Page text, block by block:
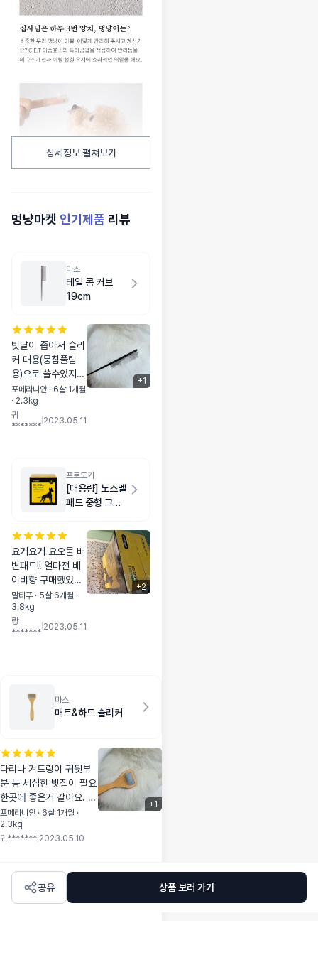
상세정보 펼쳐보기
멍냥마켓 인기제품 리뷰
마스
테일 콤 커브
19cm
빗날이 좁아서 슬리
커 대용(뭉침풀림
용)으로 쓸수있지
않을까 했는데 털이
길고 가늘고 빡빡한
곳은 빗이 안들어가
그래서 포메처럼 이
중모에 털이 긴 아
이들은 얼굴이나 겨
털이 비교적 짧고
어요. 사람용 꼬리
빗처럼 생겨서 아빠
머리를 빗어보니 어
머나! 반곱슬머리
볼륨이 살아나요.
사람이 써도 될거같
포메라니안 · 6살 1개월
· 2.3kg
귀
*******
2023.05.11
+1
프로도기
[대용량] 노스멜
패드 중형 그린
요거요거 요오물 배
변패드!! 얼마전 베
이비향 구매했었는
데.... 랜덤할인 쿠
폰이 발급된 마지막
날!! 베이비향이 품
생각없이 구매했는
으로 왔어요! 할인
고! 참!!! 펫테크 전
환해서 구매해서 거
의 꽁으로 산것 같
은 느낌적인 느낌!!
말티푸 · 5살 6개월 ·
3.8kg
랑
*******
2023.05.11
+2
마스
매트&하드 슬리커
다리나 겨드랑이 귀뒷부
분 등 세심한 빗질이 필요
한곳에 좋은거 같아요. 슬
리커빗이 필요한데 이거
밖에 없어서 샀네요. 큰것
도 팔았으면 좋겠어요.
포메라니안 · 6살 1개월 ·
2.3kg
귀******* 2023.05.10
+1
공유 상품 보러 가기